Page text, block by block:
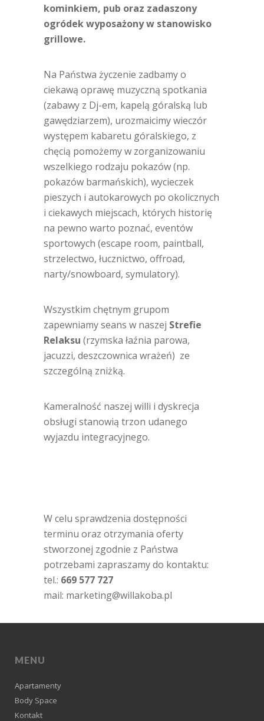
kominkiem, pub oraz zadaszony
ogródek wyposażony w stanowisko
grillowe.
Na Państwa życzenie zadbamy o
ciekawą oprawę muzyczną spotkania
(zabawy z Dj-em, kapelą góralską lub
gawędziarzem), urozmaicimy wieczór
występem kabaretu góralskiego, z
chęcią pomożemy w zorganizowaniu
wszelkiego rodzaju pokazów (np.
pokazów barmańskich), wycieczek
pieszych i autokarowych po okolicznych
i ciekawych miejscach, których historię
na pewno warto poznać, eventów
sportowych (escape room, paintball,
strzelectwo, łucznictwo, offroad,
narty/snowboard, symulatory).
Wszystkim chętnym grupom
zapewniamy seans w naszej Strefie
Relaksu (rzymska łaźnia parowa,
jacuzzi, deszczownica wrażeń) ze
szczególną zniżką.
Kameralność naszej willi i dyskrecja
obsługi stanowią trzon udanego
wyjazdu integracyjnego.
W celu sprawdzenia dostępności
terminu oraz otrzymania oferty
stworzonej zgodnie z Państwa
potrzebami zapraszamy do kontaktu:
tel.: 669 577 727
mail: marketing@willakoba.pl
MENU
Apartamenty
Body Space
Kontakt